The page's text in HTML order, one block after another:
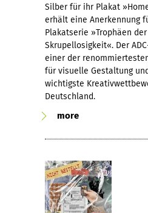
Silber für ihr Plakat
erhält eine Anerkennung
Plakatserie »Trophäen der
Skrupellosigkeit«. Der
einer der
für visuelle Gestaltung
wichtigste
Deutschland.
more